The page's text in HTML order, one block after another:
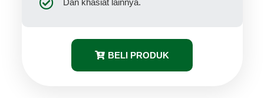
Dan khasiat lainnya.
BELI PRODUK